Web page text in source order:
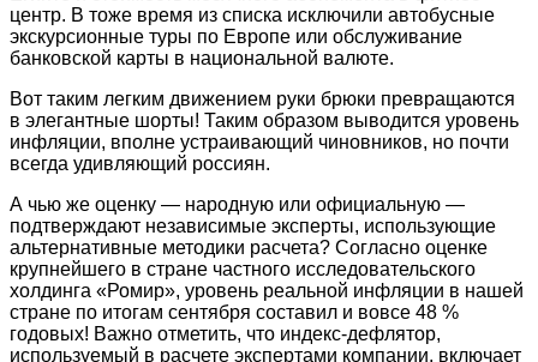
центр. В тоже время из списка исключили автобусные
экскурсионные туры по Европе или обслуживание
банковской карты в национальной валюте.
Вот таким легким движением руки брюки превращаются
в элегантные шорты! Таким образом выводится уровень
инфляции, вполне устраивающий чиновников, но почти
всегда удивляющий россиян.
А чью же оценку — народную или официальную —
подтверждают независимые эксперты, использующие
альтернативные методики расчета? Согласно оценке
крупнейшего в стране частного исследовательского
холдинга «Ромир», уровень реальной инфляции в нашей
стране по итогам сентября составил и вовсе 48 %
годовых! Важно отметить, что индекс-дефлятор,
используемый в расчете экспертами компании, включает